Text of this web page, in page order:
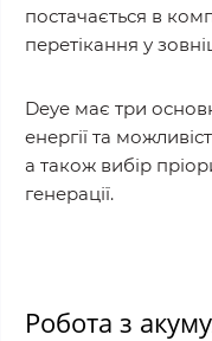
постачається в
перетікання у
Deye має три
енергії та
а також вибір
генерації.
Робота з